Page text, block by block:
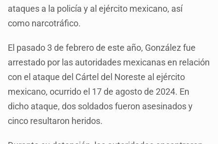
ataques a la policía y al ejército mexicano, así
como narcotráfico.
El pasado 3 de febrero de este año, González fue
arrestado por las autoridades mexicanas en relación
con el ataque del Cártel del Noreste al ejército
mexicano, ocurrido el 17 de agosto de 2024. En
dicho ataque, dos soldados fueron asesinados y
cinco resultaron heridos.